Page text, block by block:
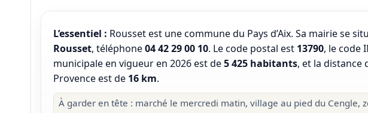
L’essentiel : Rousset est une commune du Pays d’Aix. Sa mairie se
Rousset, téléphone04 42 29 00 10. Le code postal est 13790, le code
municipale en vigueur en 2026 est de5 425 habitants, et la distance
Provence est de 16 km.
À garder en tête : marché le mercredi matin, village au pied du Cengle,